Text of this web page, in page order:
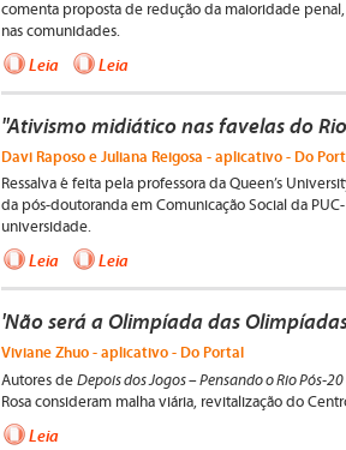
comenta proposta de redução da maioridade
nas comunidades.
Leia Leia
"Ativismo midiático nas favelas do
Davi Raposo e Juliana Reigosa - aplicativo - Do
Ressalva é feita pela professora da Queen’s
da pós-doutoranda em Comunicação Social da
universidade.
Leia Leia
'Não será a Olimpíada das
Viviane Zhuo - aplicativo - Do Portal
Autores de Depois dos Jogos – Pensando o Rio Pós-
Rosa consideram malha viária, revitalização do
Leia